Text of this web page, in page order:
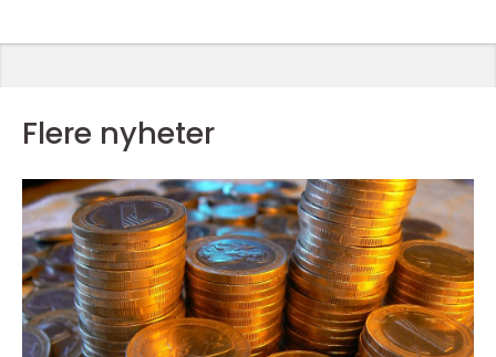
Flere nyheter